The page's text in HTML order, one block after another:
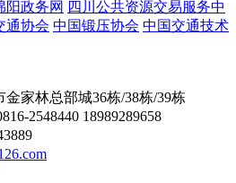
阳政务网 四川公共资源交易服务中
通协会 中国锻压协会 中国交通技术
家林总部城36栋/38栋/39栋
2548440 18989289658